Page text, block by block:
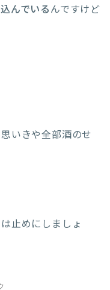
んでいるんですけど
いきや全部酒のせ
止めにしましょ